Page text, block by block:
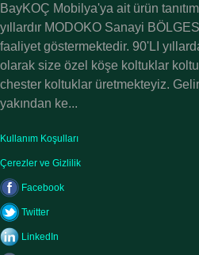
BayKOÇ Mobilya'ya ait ürün
yıllardır MODOKO Sanayi
faaliyet göstermektedir. 90'LI
olarak size özel köşe koltuklar
chester koltuklar üretmekteyiz.
yakından ke...
Kullanım Koşulları
Çerezler ve Gizlilik
Facebook
Twitter
LinkedIn